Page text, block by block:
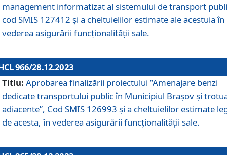
management informatizat al sistemului de transport
cod SMIS 127412 și a cheltuielilor estimate ale acestuia în
vederea asigurării funcționalității sale.
966/28.12.2023
Titlu: Aprobarea finalizării proiectului ”Amenajare benzi
dedicate transportului public în Municipiul Brașov şi
adiacente”, Cod SMIS 126993 și a cheltuielilor estimate
de acesta, în vederea asigurării funcționalității sale.